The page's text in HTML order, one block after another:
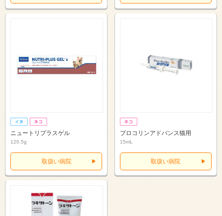
ニュートリプラスゲル
120.5g
取扱い病院
プロコリンアドバンス猫用
15mL
取扱い病院